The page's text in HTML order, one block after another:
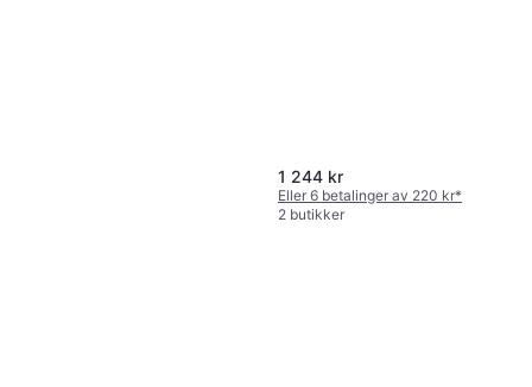
1 244 kr
Eller 6 betalinger av 220 kr*
2 butikker